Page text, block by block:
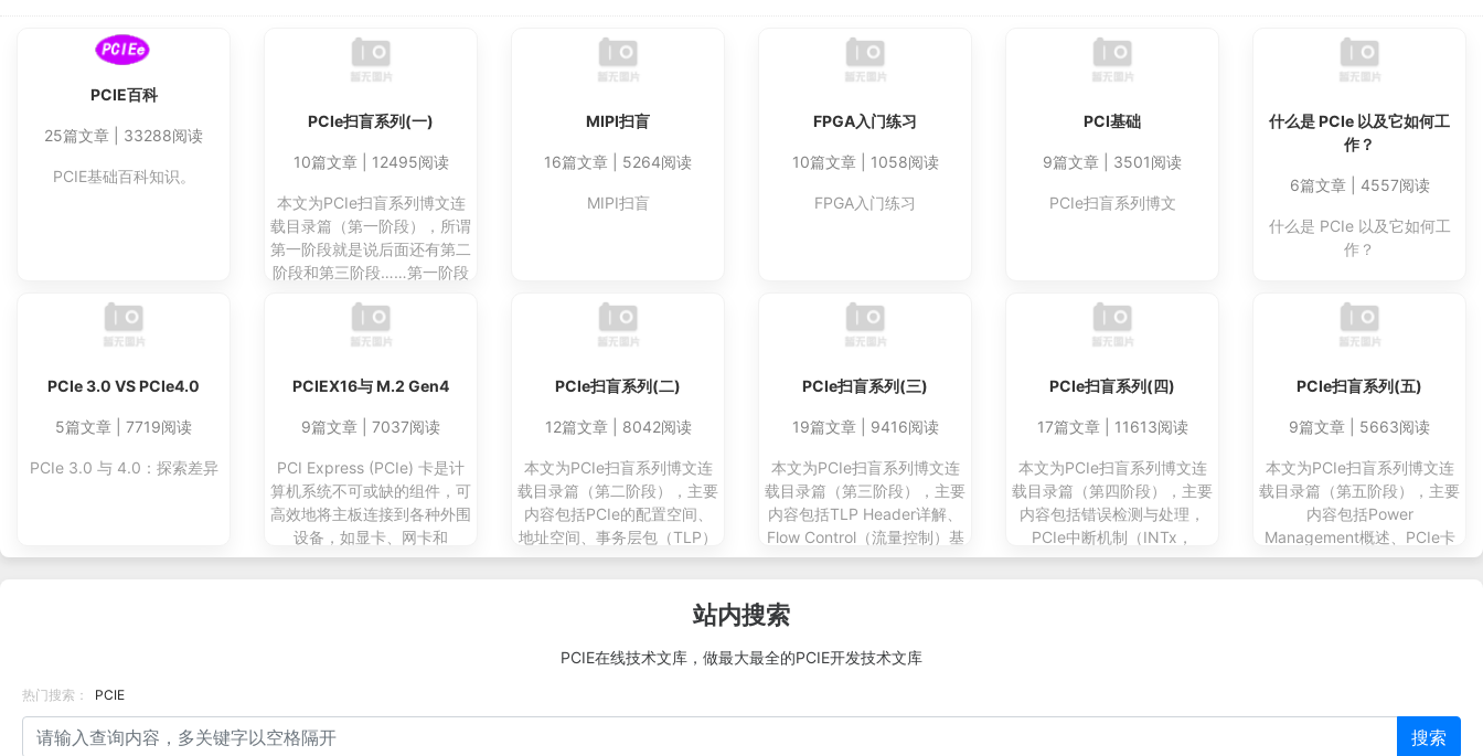
PCIE百科
25篇文章 | 33288阅读
PCIE基础百科知识。
PCIe扫盲系列(一)
10篇文章 | 12495阅读
本文为PCIe扫盲系列博文连
载目录篇（第一阶段），所谓
第一阶段就是说后面还有第二
阶段和第三阶段……第一阶段
历史与展望，PCI总线和PCI-
X总线的简要回顾，PCIe总线
的事务层、数据链路层，物理
子进行总结与回顾。
MIPI扫盲
16篇文章 | 5264阅读
MIPI扫盲
FPGA入门练习
10篇文章 | 1058阅读
FPGA入门练习
PCI基础
9篇文章 | 3501阅读
PCIe扫盲系列博文
什么是 PCIe 以及它如何工
作？
6篇文章 | 4557阅读
什么是 PCIe 以及它如何工
作？
PCIe 3.0 VS PCIe4.0
5篇文章 | 7719阅读
PCIe 3.0 与 4.0：探索差异
PCIEX16与 M.2 Gen4
9篇文章 | 7037阅读
PCI Express (PCIe) 卡是计
算机系统不可或缺的组件，可
高效地将主板连接到各种外围
设备，如显卡、网卡和
SSD。术语“x16”是指插槽拥
度、低延迟和能效。了解
PCIe 卡的功能和潜力对于最
PCIe扫盲系列(二)
12篇文章 | 8042阅读
本文为PCIe扫盲系列博文连
载目录篇（第二阶段），主要
内容包括PCIe的配置空间、
地址空间、事务层包（TLP）
路由等。
PCIe扫盲系列(三)
19篇文章 | 9416阅读
本文为PCIe扫盲系列博文连
载目录篇（第三阶段），主要
内容包括TLP Header详解、
Flow Control（流量控制）基
础、Quality of Service简
（DLLP）、Ack/Nak 机制详
解和物理层逻辑子层基础等。
PCIe扫盲系列(四)
17篇文章 | 11613阅读
本文为PCIe扫盲系列博文连
载目录篇（第四阶段），主要
内容包括错误检测与处理，
PCIe中断机制（INTx，
MSI/MSI-X），PCIe复位机
PCIe扫盲系列(五)
9篇文章 | 5663阅读
本文为PCIe扫盲系列博文连
载目录篇（第五阶段），主要
内容包括Power
Management概述、PCIe卡
Spec（CEM）导读等内容，
站内搜索
PCIE在线技术文库，做最大最全的PCIE开发技术文库
热门搜索： PCIE
搜索